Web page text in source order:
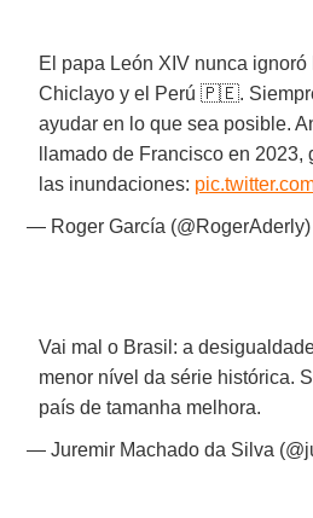
El papa León XIV nunca
Chiclayo y el Perú 🇵🇪.
ayudar en lo que sea posible.
llamado de Francisco en
las inundaciones:
— Roger García (@RogerAderly)
Vai mal o Brasil: a
menor nível da série histórica.
país de tamanha melhora.
— Juremir Machado da Silva